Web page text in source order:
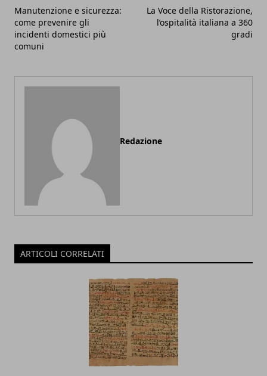
Manutenzione e sicurezza:
come prevenire gli
incidenti domestici più
comuni
La Voce della Ristorazione,
l’ospitalità italiana a 360
gradi
Redazione
ARTICOLI CORRELATI